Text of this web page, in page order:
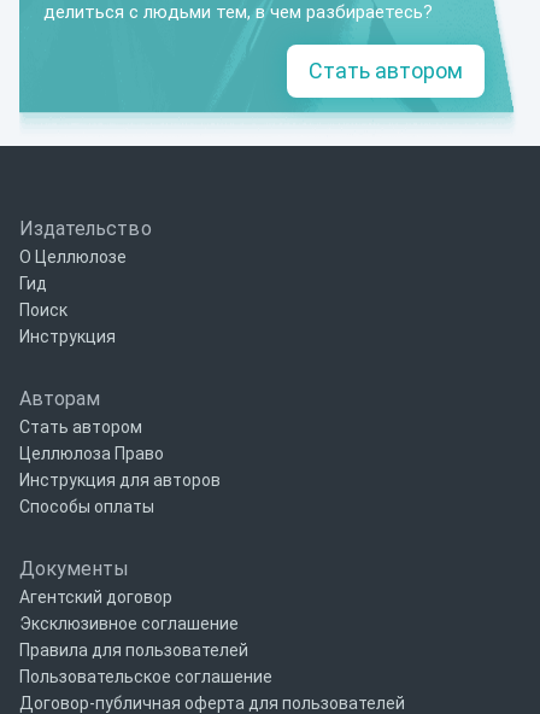
делиться с людьми тем, в чем разбираетесь?
Стать автором
Издательство
О Целлюлозе
Гид
Поиск
Инструкция
Авторам
Стать автором
Целлюлоза Право
Инструкция для авторов
Способы оплаты
Документы
Агентский договор
Эксклюзивное соглашение
Правила для пользователей
Пользовательское соглашение
Договор-публичная оферта для пользователей